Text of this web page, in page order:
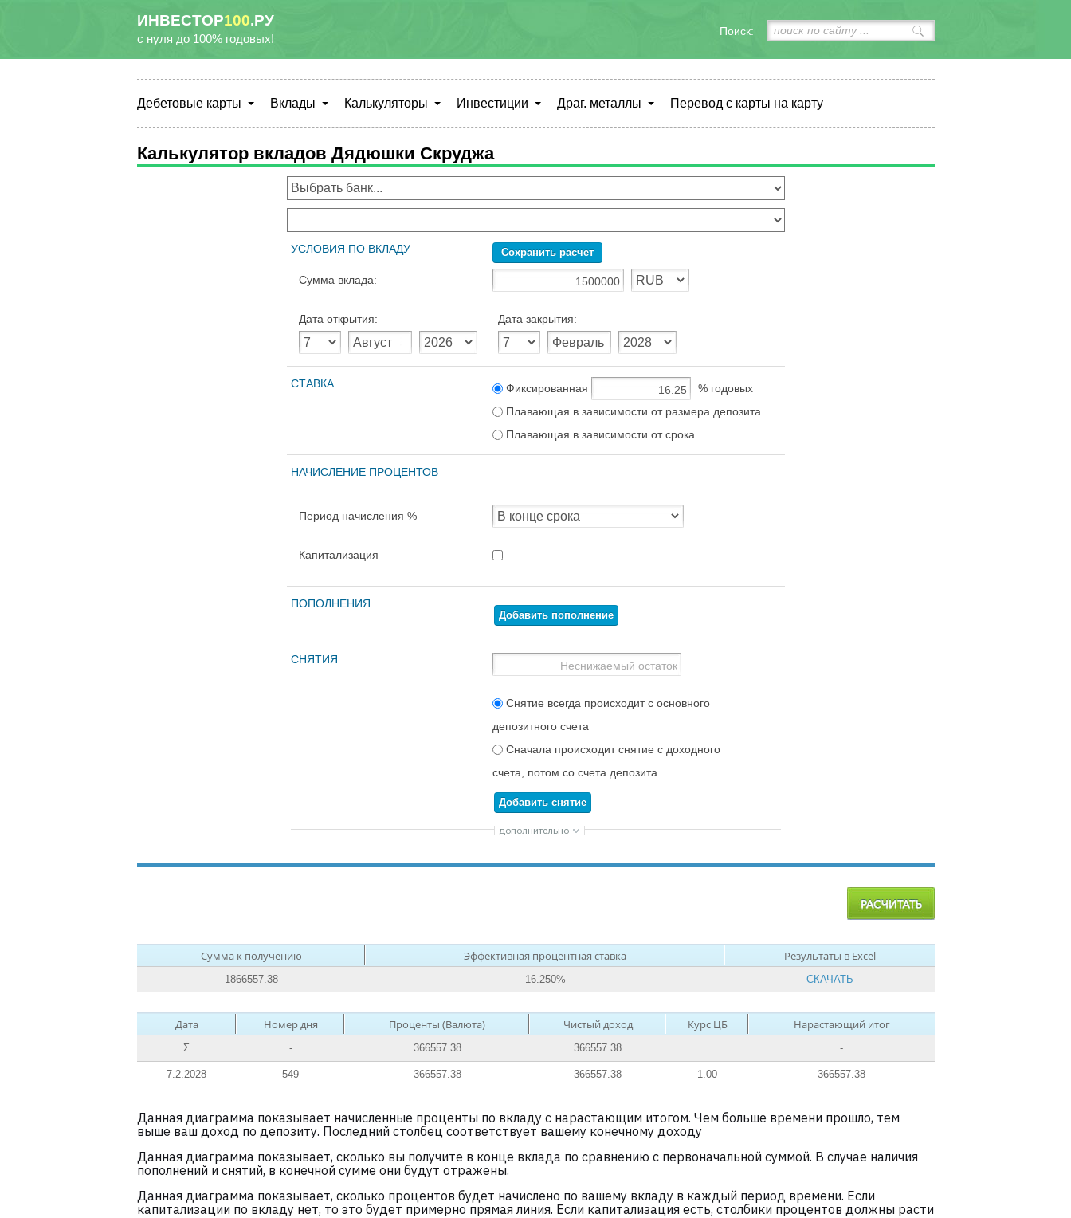
ИНВЕСТОР100.РУ
с нуля до 100% годовых!
Поиск:
Дебетовые карты Вклады Калькуляторы Инвестиции Драг. металлы Перевод с карты на карту
Калькулятор вкладов Дядюшки Скруджа
УСЛОВИЯ ПО ВКЛАДУ Сохранить расчет
Сумма вклада:
Дата открытия: Дата закрытия:
СТАВКА Фиксированная
% годовых
Плавающая в зависимости от размера депозита
Плавающая в зависимости от срока
НАЧИСЛЕНИЕ ПРОЦЕНТОВ
Период начисления %
Капитализация
ПОПОЛНЕНИЯ
Добавить пополнение
СНЯТИЯ
Снятие всегда происходит с основного
депозитного счета
Сначала происходит снятие с доходного
счета, потом со счета депозита
Добавить снятие
Сумма к получению Эффективная процентная ставка Результаты в Excel
1866557.38 16.250% СКАЧАТЬ
Дата Номер дня Проценты (Валюта) Чистый доход Курс ЦБ Нарастающий итог
Σ - 366557.38 366557.38 -
7.2.2028 549 366557.38 366557.38 1.00 366557.38
Данная диаграмма показывает начисленные проценты по вкладу с нарастающим итогом. Чем больше времени прошло, тем
выше ваш доход по депозиту. Последний столбец соответствует вашему конечному доходу
Данная диаграмма показывает, сколько вы получите в конце вклада по сравнению с первоначальной суммой. В случае наличия
пополнений и снятий, в конечной сумме они будут отражены.
Данная диаграмма показывает, сколько процентов будет начислено по вашему вкладу в каждый период времени. Если
капитализации по вкладу нет, то это будет примерно прямая линия. Если капитализация есть, столбики процентов должны расти